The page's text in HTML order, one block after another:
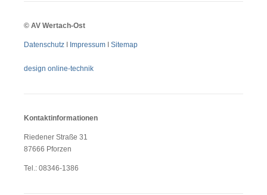
© AV Wertach-Ost
Datenschutz I Impressum I Sitemap
design online-technik
Kontaktinformationen
Riedener Straße 31
87666 Pforzen
Tel.: 08346-1386